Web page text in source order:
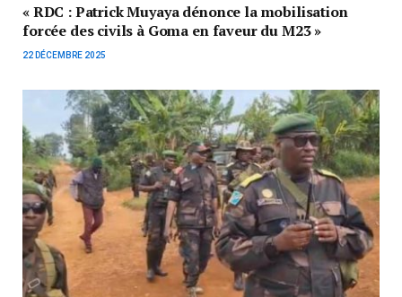
« RDC : Patrick Muyaya dénonce la mobilisation
forcée des civils à Goma en faveur du M23 »
22 DÉCEMBRE 2025